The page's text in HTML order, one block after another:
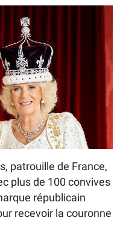
patrouille de France,
plus de 100 convives
républicain
recevoir la couronne